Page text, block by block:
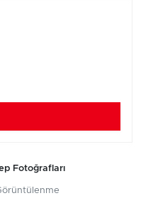
Fotoğrafları